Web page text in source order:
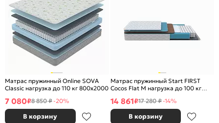
Матрас пружинный Online SOVA
Classic нагрузка до 110 кг 800x2000
7 080₽8 850 ₽-20%
В корзину
Матрас пружинный Start FIRST
Cocos Flat M нагрузка до 100 кг
14 861₽17 280 ₽-14%
В корзину